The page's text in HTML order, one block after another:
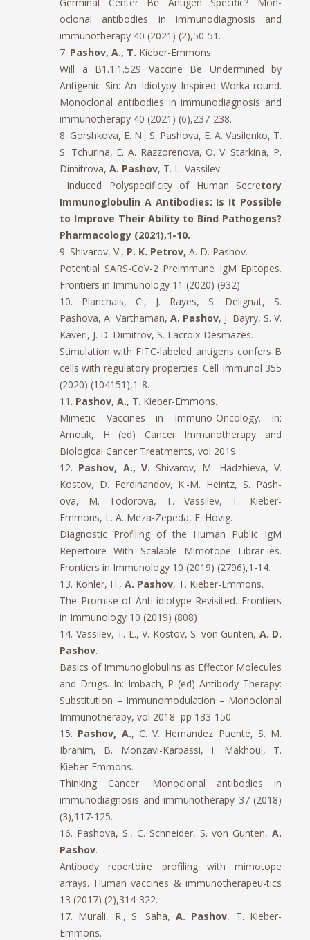
oclonal antibodies in immunodiagnosis and
immunotherapy 40 (2021) (2),50-51.
7. Pashov, A., T. Kieber-Emmons.
Will a B1.1.1.529 Vaccine Be Undermined by
Antigenic Sin: An Idiotypy Inspired Worka-round.
Monoclonal antibodies in immunodiagnosis and
immunotherapy 40 (2021) (6),237-238.
8. Gorshkova, E. N., S. Pashova, E. A. Vasilenko, T.
S. Tchurina, E. A. Razzorenova, O. V. Starkina, P.
Dimitrova, A. Pashov, T. L. Vassilev.
Induced Polyspecificity of Human Secretory
Immunoglobulin A Antibodies: Is It Possible
to Improve Their Ability to Bind Pathogens?
Pharmacology (2021),1-10.
9. Shivarov, V., P. K. Petrov, A. D. Pashov.
Potential SARS-CoV-2 Preimmune IgM Epitopes.
Frontiers in Immunology 11 (2020) (932)
10. Planchais, C., J. Rayes, S. Delignat, S.
Pashova, A. Varthaman, A. Pashov, J. Bayry, S. V.
Kaveri, J. D. Dimitrov, S. Lacroix-Desmazes.
Stimulation with FITC-labeled antigens confers B
cells with regulatory properties. Cell Immunol 355
(2020) (104151),1-8.
11. Pashov, А., Т. Kieber-Emmons.
Mimetic Vaccines in Immuno-Oncology. In:
Arnouk, H (ed) Cancer Immunotherapy and
Biological Cancer Treatments, vol 2019
12. Pashov, A., V. Shivarov, M. Hadzhieva, V.
Kostov, D. Ferdinandov, K.-M. Heintz, S. Pash-
ova, M. Todorova, T. Vassilev, T. Kieber-
Emmons, L. A. Meza-Zepeda, E. Hovig.
Diagnostic Profiling of the Human Public IgM
Repertoire With Scalable Mimotope Librar-ies.
Frontiers in Immunology 10 (2019) (2796),1-14.
13. Kohler, H., A. Pashov, T. Kieber-Emmons.
The Promise of Anti-idiotype Revisited. Frontiers
in Immunology 10 (2019) (808)
14. Vassilev, T. L., V. Kostov, S. von Gunten, A. D.
Pashov.
Basics of Immunoglobulins as Effector Molecules
and Drugs. In: Imbach, P (ed) Antibody Therapy:
Substitution – Immunomodulation – Monoclonal
Immunotherapy, vol 2018 pp 133-150.
15. Pashov, A., C. V. Hernandez Puente, S. M.
Ibrahim, B. Monzavi-Karbassi, I. Makhoul, T.
Kieber-Emmons.
Thinking Cancer. Monoclonal antibodies in
immunodiagnosis and immunotherapy 37 (2018)
(3),117-125.
16. Pashova, S., C. Schneider, S. von Gunten, A.
Pashov.
Antibody repertoire profiling with mimotope
arrays. Human vaccines & immunotherapeu-tics
13 (2017) (2),314-322.
17. Murali, R., S. Saha, A. Pashov, T. Kieber-
Emmons.